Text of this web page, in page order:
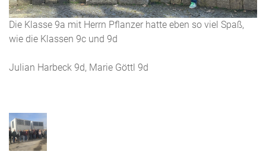
Die Klasse 9a mit Herrn Pflanzer hatte eben so viel Spaß,
wie die Klassen 9c und 9d
Julian Harbeck 9d, Marie Göttl 9d